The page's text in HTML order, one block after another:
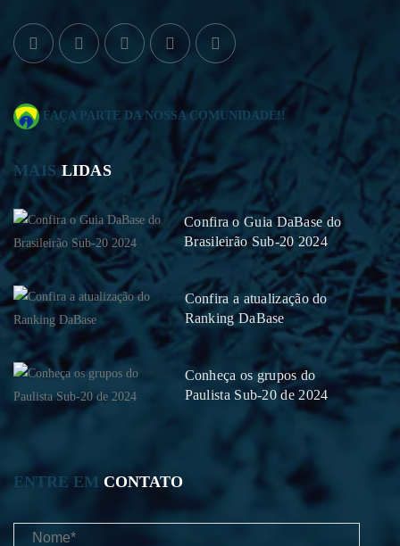
FAÇA PARTE DA NOSSA COMUNIDADE!!
MAISLIDAS
Confira o Guia DaBase do
Brasileirão Sub-20 2024
Confira a atualização do
Ranking DaBase
Conheça os grupos do
Paulista Sub-20 de 2024
ENTRE EM CONTATO